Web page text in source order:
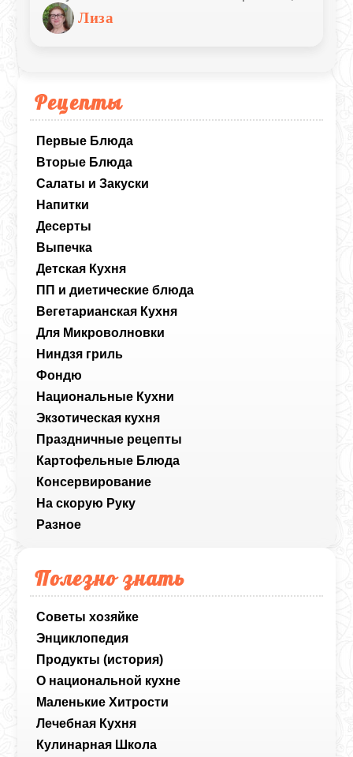
Рецепты
Первые Блюда
Вторые Блюда
Салаты и Закуски
Напитки
Десерты
Выпечка
Детская Кухня
ПП и диетические блюда
Вегетарианская Кухня
Для Микроволновки
Ниндзя гриль
Фондю
Национальные Кухни
Экзотическая кухня
Праздничные рецепты
Картофельные Блюда
Консервирование
На скорую Руку
Разное
Полезно знать
Советы хозяйке
Энциклопедия
Продукты (история)
О национальной кухне
Маленькие Хитрости
Лечебная Кухня
Кулинарная Школа
их приготовление не займет у вас много
времени. Такая закуска отлично
дополнит праздничный стол или
полностью раскрыл свой вкус.
Лиза